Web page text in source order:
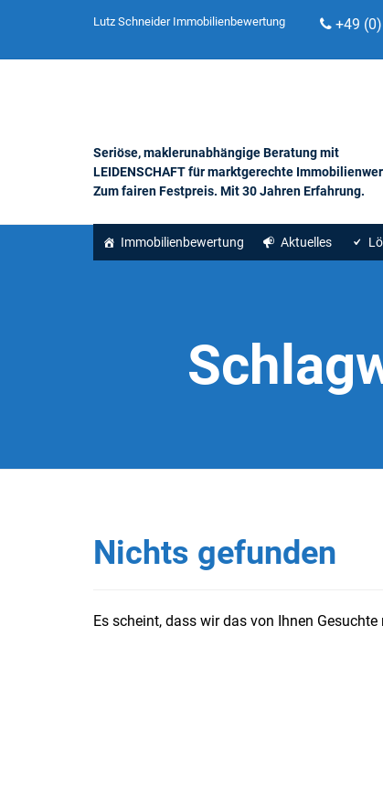
Lutz Schneider Immobilienbewertung +49
Seriöse, maklerunabhängige Beratung mit
LEIDENSCHAFT für marktgerechte
Zum fairen Festpreis. Mit 30 Jahren Erfahrung.
Immobilienbewertung Aktuelles
Nichts gefunden
Es scheint, dass wir das von Ihnen